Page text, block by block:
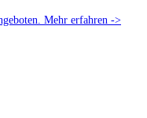
Mehr erfahren ->